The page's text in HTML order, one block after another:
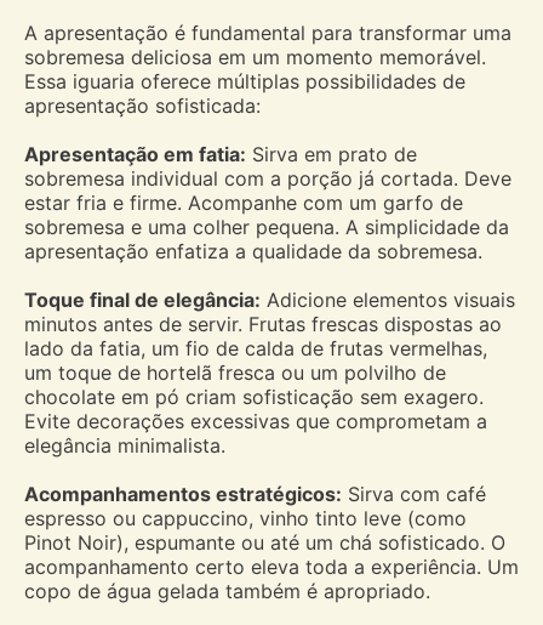
A apresentação é fundamental para transformar uma
sobremesa deliciosa em um momento memorável.
Essa iguaria oferece múltiplas possibilidades de
apresentação sofisticada:
Apresentação em fatia: Sirva em prato de
sobremesa individual com a porção já cortada. Deve
estar fria e firme. Acompanhe com um garfo de
sobremesa e uma colher pequena. A simplicidade da
apresentação enfatiza a qualidade da sobremesa.
Toque final de elegância: Adicione elementos visuais
minutos antes de servir. Frutas frescas dispostas ao
lado da fatia, um fio de calda de frutas vermelhas,
um toque de hortelã fresca ou um polvilho de
chocolate em pó criam sofisticação sem exagero.
Evite decorações excessivas que comprometam a
elegância minimalista.
Acompanhamentos estratégicos: Sirva com café
espresso ou cappuccino, vinho tinto leve (como
Pinot Noir), espumante ou até um chá sofisticado. O
acompanhamento certo eleva toda a experiência. Um
copo de água gelada também é apropriado.